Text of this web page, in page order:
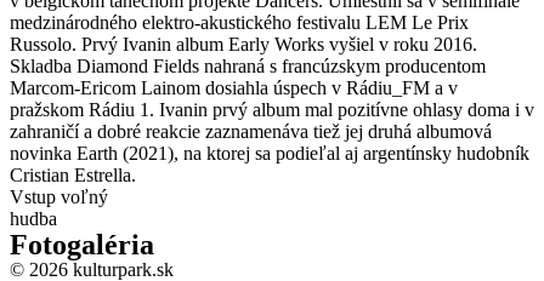
medzinárodného elektro-akustického festivalu LEM Le Prix
Russolo. Prvý Ivanin album Early Works vyšiel v roku 2016.
Skladba Diamond Fields nahraná s francúzskym producentom
Marcom-Ericom Lainom dosiahla úspech v Rádiu_FM a v
pražskom Rádiu 1. Ivanin prvý album mal pozitívne ohlasy doma i v
zahraničí a dobré reakcie zaznamenáva tiež jej druhá albumová
novinka Earth (2021), na ktorej sa podieľal aj argentínsky hudobník
Cristian Estrella.
Vstup voľný
hudba
Fotogaléria
© 2026 kulturpark.sk